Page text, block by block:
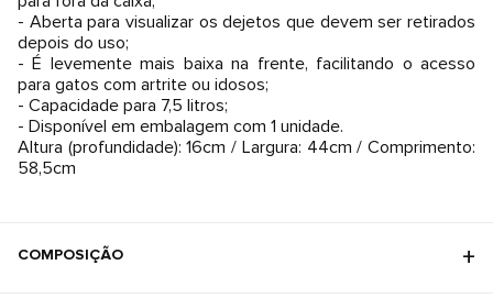
- Aberta para visualizar os dejetos que devem ser retirados
depois do uso;
- É levemente mais baixa na frente, facilitando o acesso
para gatos com artrite ou idosos;
- Capacidade para 7,5 litros;
- Disponível em embalagem com 1 unidade.
Altura (profundidade): 16cm / Largura: 44cm / Comprimento:
58,5cm
COMPOSIÇÃO